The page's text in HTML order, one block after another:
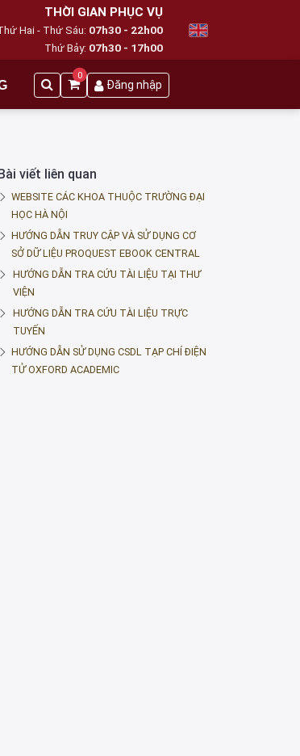
THỜI GIAN PHỤC VỤ
Hai - Thứ Sáu: 07h30 - 22h00
Thứ Bảy: 07h30 - 17h00
0
Đăng nhập
viết liên quan
WEBSITE CÁC KHOA THUỘC TRƯỜNG ĐẠI
HỌC HÀ NỘI
HƯỚNG DẪN TRUY CẬP VÀ SỬ DỤNG CƠ
SỞ DỮ LIỆU PROQUEST EBOOK CENTRAL
HƯỚNG DẪN TRA CỨU TÀI LIỆU TẠI THƯ
VIỆN
HƯỚNG DẪN TRA CỨU TÀI LIỆU TRỰC
TUYẾN
HƯỚNG DẪN SỬ DỤNG CSDL TẠP CHÍ ĐIỆN
TỬ OXFORD ACADEMIC